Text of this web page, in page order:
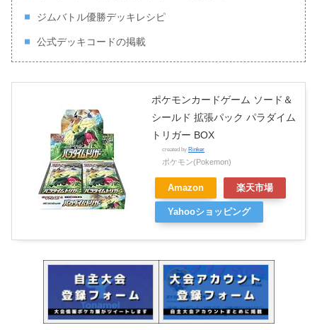
ジムバトル優勝デッキレシピ
公式デッキコードの掲載
ポケモンカードゲーム ソード＆
シールド 拡張パック パラダイム
トリガー BOX
created by Rinker
ポケモン(Pokemon)
Amazon 楽天市場
Yahooショッピング